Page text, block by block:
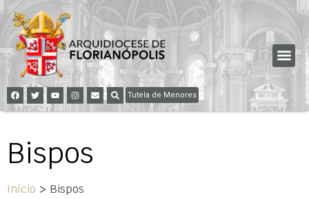
Tutela de Menores
Bispos
Início > Bispos